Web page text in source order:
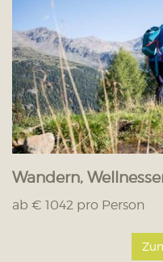
Wandern,
ab € 1042 pro Person